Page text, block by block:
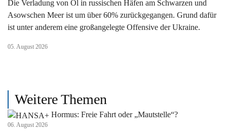
Die Verladung von Öl in russischen Häfen am Schwarzen und
Asowschen Meer ist um über 60% zurückgegangen. Grund dafür
ist unter anderem eine großangelegte Offensive der Ukraine.
05. August 2026
Weitere Themen
Hormus: Freie Fahrt oder „Mautstelle“?
06. August 2026